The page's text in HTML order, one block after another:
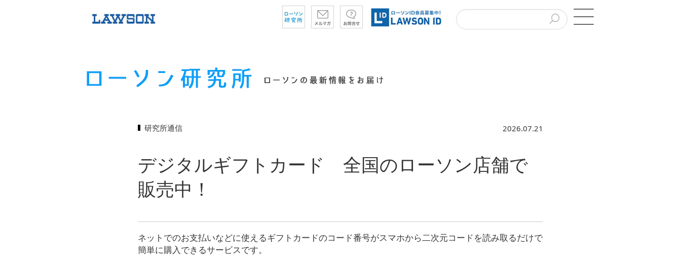
研究所通信 2026.07.21
デジタルギフトカード 全国のローソン店舗で
販売中！
ネットでのお支払いなどに使えるギフトカードのコード番号がスマホから二次元コードを読み取るだけで
簡単に購入できるサービスです。